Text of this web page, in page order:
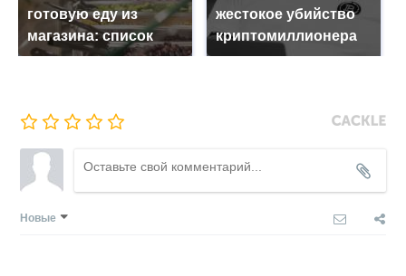
готовую еду из
магазина: список
жестокое убийство
криптомиллионера
Новые